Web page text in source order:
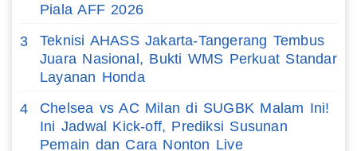
Piala AFF 2026
3
Teknisi AHASS Jakarta-Tangerang Tembus
Juara Nasional, Bukti WMS Perkuat Standar
Layanan Honda
4
Chelsea vs AC Milan di SUGBK Malam Ini!
Ini Jadwal Kick-off, Prediksi Susunan
Pemain dan Cara Nonton Live